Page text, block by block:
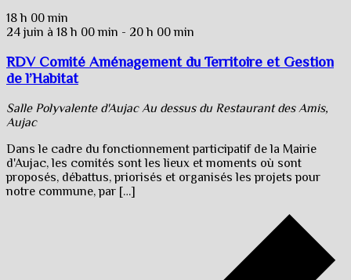
18 h 00 min
24 juin à 18 h 00 min - 20 h 00 min
RDV Comité Aménagement du Territoire et Gestion
de l’Habitat
Salle Polyvalente d'AujacAu dessus du Restaurant des Amis,
Aujac
Dans le cadre du fonctionnement participatif de la Mairie
d'Aujac, les comités sont les lieux et moments où sont
proposés, débattus, priorisés et organisés les projets pour
notre commune, par […]